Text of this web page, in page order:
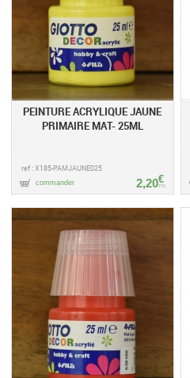
PEINTURE ACRYLIQUE JAUNE
PRIMAIRE MAT- 25ML
ref : X185-PAMJAUNE025
2,20€
TTC
commander